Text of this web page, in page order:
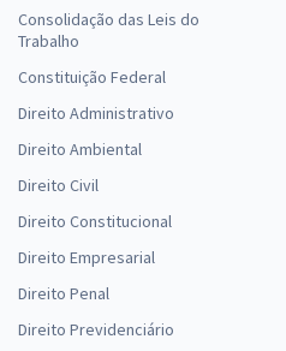
Consolidação das Leis do
Trabalho
Constituição Federal
Direito Administrativo
Direito Ambiental
Direito Civil
Direito Constitucional
Direito Empresarial
Direito Penal
Direito Previdenciário